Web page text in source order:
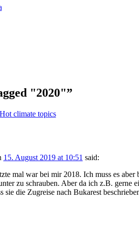
"2020"”
climate topics
15. August 2019 at 10:51 said:
mal war bei mir 2018. Ich muss es
zu schrauben. Aber da ich z.B. gerne
sie die Zugreise nach Bukarest